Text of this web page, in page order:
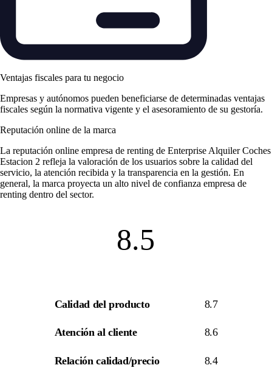
Ventajas fiscales para tu negocio
Empresas y autónomos pueden beneficiarse de determinadas ventajas
fiscales según la normativa vigente y el asesoramiento de su gestoría.
Reputación online de la marca
La reputación online empresa de renting de Enterprise Alquiler Coches
Estacion 2 refleja la valoración de los usuarios sobre la calidad del
servicio, la atención recibida y la transparencia en la gestión. En
general, la marca proyecta un alto nivel de confianza empresa de
renting dentro del sector.
8.5
Calidad del producto 8.7
Atención al cliente 8.6
Relación calidad/precio 8.4